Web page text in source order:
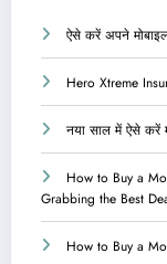
ऐसे करें अपने
Hero Xtreme
नया साल में ऐसे करें
How to Buy a
Grabbing the Best
How to Buy a